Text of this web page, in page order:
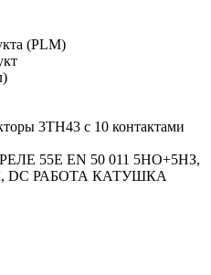
(PLM)
3TH43 с 10 контактами
55E EN 50 011 5НО+5НЗ,
РАБОТА КАТУШКА